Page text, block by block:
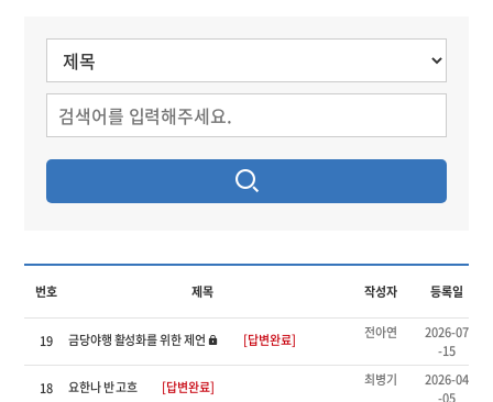
번호 제목 작성자 등록일
19 금당야행 활성화를 위한 제언 [답변완료] 전아연
2026-07
-15
18
요한나 반 고흐 [답변완료] 최병기
2026-04
-05